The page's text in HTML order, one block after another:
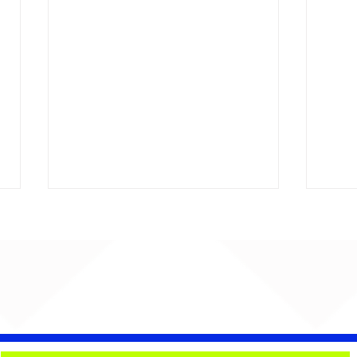
Bebé Pacheco e Ubandu
Big